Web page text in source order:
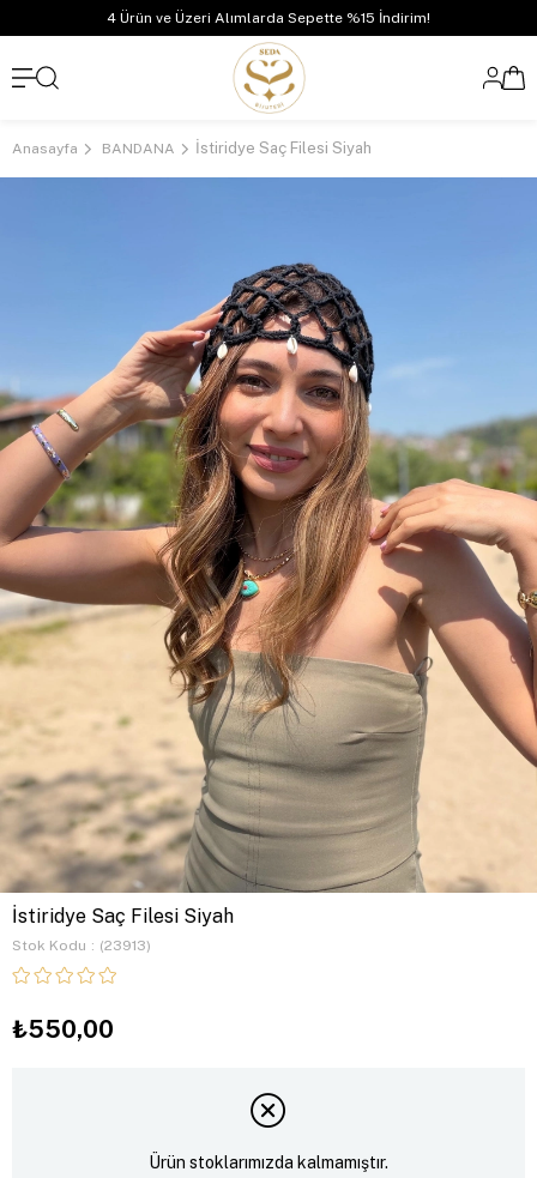
4 Ürün ve Üzeri Alımlarda Sepette %15 İndirim!
Anasayfa BANDANA İstiridye Saç Filesi Siyah
İstiridye Saç Filesi Siyah
Stok Kodu (23913)
₺550,00
Ürün stoklarımızda kalmamıştır.